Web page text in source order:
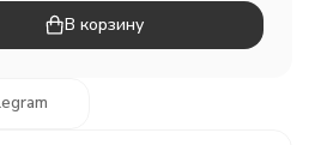
В корзину